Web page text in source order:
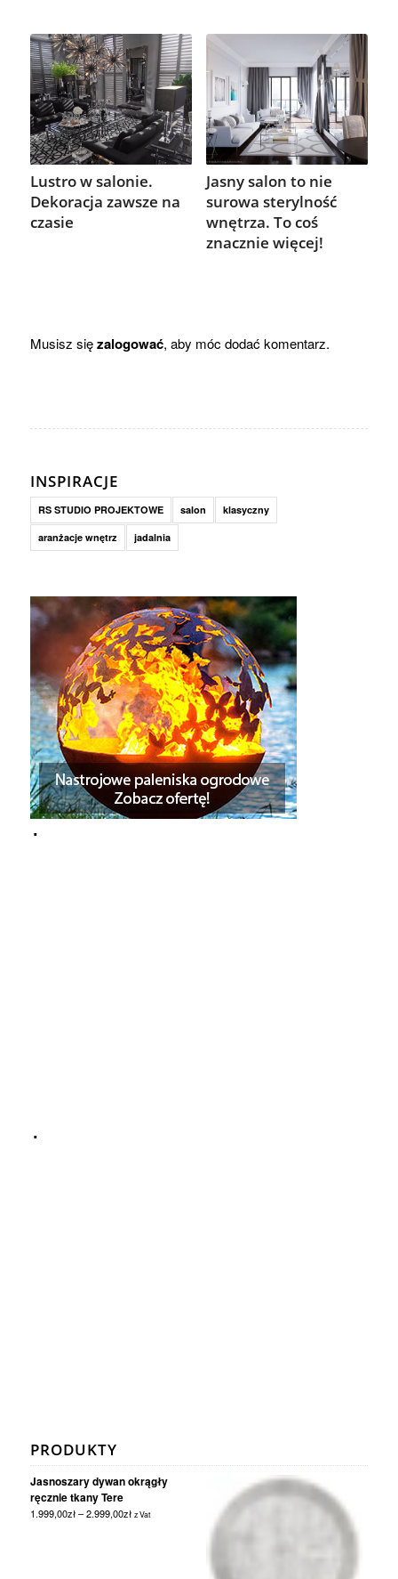
Lustro w salonie.
Dekoracja zawsze na
czasie
Jasny salon to nie
surowa sterylność
wnętrza. To coś
znacznie więcej!
Musisz sięzalogować, aby móc dodać komentarz.
INSPIRACJE
RS STUDIO PROJEKTOWE salon klasyczny
aranżacje wnętrz jadalnia
PRODUKTY
Jasnoszary dywan okrągły
ręcznie tkany Tere
1.999,00zł–2.999,00zł z Vat